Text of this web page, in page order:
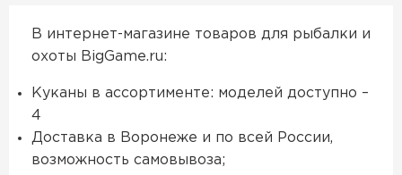
В интернет-магазине товаров для рыбалки и
охоты BigGame.ru:
Куканы в ассортименте: моделей доступно –
4
Доставка в Воронеже и по всей России,
возможность самовывоза;